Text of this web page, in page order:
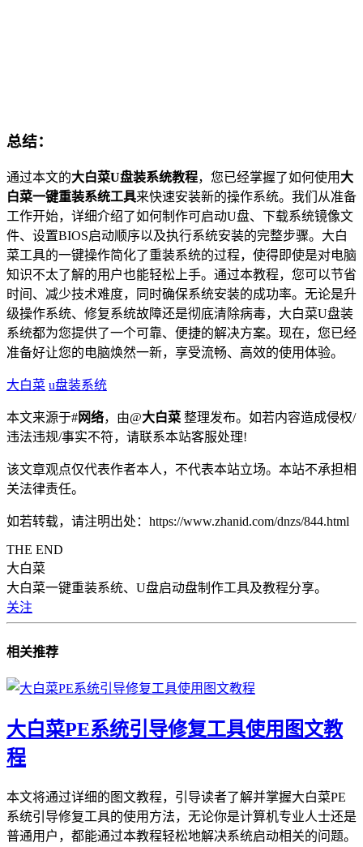
总结：
通过本文的大白菜U盘装系统教程，您已经掌握了如何使用 大
白菜一键重装系统工具来快速安装新的操作系统。我们从准备
工作开始，详细介绍了如何制作可启动U盘、下载系统镜像文
件、设置BIOS启动顺序以及执行系统安装的完整步骤。大白
菜工具的一键操作简化了重装系统的过程，使得即使是对电脑
知识不太了解的用户也能轻松上手。通过本教程，您可以节省
时间、减少技术难度，同时确保系统安装的成功率。无论是升
级操作系统、修复系统故障还是彻底清除病毒，大白菜U盘装
系统都为您提供了一个可靠、便捷的解决方案。现在，您已经
准备好让您的电脑焕然一新，享受流畅、高效的使用体验。
大白菜 u盘装系统
本文来源于#网络，由@大白菜 整理发布。如若内容造成侵权/
违法违规/事实不符，请联系本站客服处理!
该文章观点仅代表作者本人，不代表本站立场。本站不承担相
关法律责任。
如若转载，请注明出处：https://www.zhanid.com/dnzs/844.html
THE END
大白菜
大白菜一键重装系统、U盘启动盘制作工具及教程分享。
关注
相关推荐
大白菜PE系统引导修复工具使用图文教
程
本文将通过详细的图文教程，引导读者了解并掌握大白菜PE
系统引导修复工具的使用方法，无论你是计算机专业人士还是
普通用户，都能通过本教程轻松地解决系统启动相关的问题。